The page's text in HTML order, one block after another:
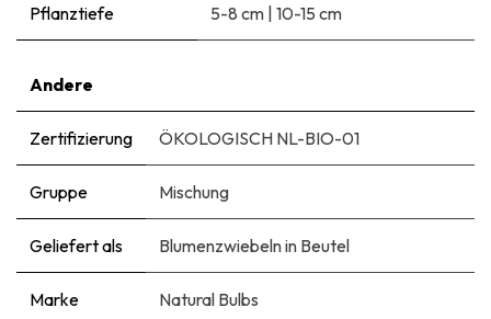
Pflanztiefe 5-8 cm | 10-15 cm
Andere
Zertifizierung ÖKOLOGISCH NL-BIO-01
Gruppe Mischung
Geliefert als Blumenzwiebeln in Beutel
Marke Natural Bulbs